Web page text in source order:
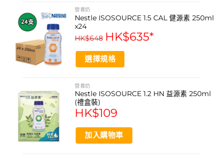
間味覺轉變的病人
— 原味 : 沒有額外添加調味，適合口中有金屬鐵銹味或對味
蕾特別敏感的病人
— 淡薑味：稍微温暖的口感，對於患者有時覺得食物平淡
無味時增加味覺
低升糖指數
病人可以安心飲用，亦可製作甜品或小菜增加營養
營養不良的原因有很多， 例如患病、各種治療、癌症、吞
chosen
on
the
page
product
has
multiple
variants.
options
may
chosen
on
the
page
營養奶
Nestle ISOSOURCE 1.5 CAL 健源素 250ml
x24
HK$648 HK$635*
選擇規格
product
has
multiple
variants.
options
may
營養奶
Nestle ISOSOURCE 1.2 HN 益源素 250ml
(禮盒裝)
HK$109
加入購物車